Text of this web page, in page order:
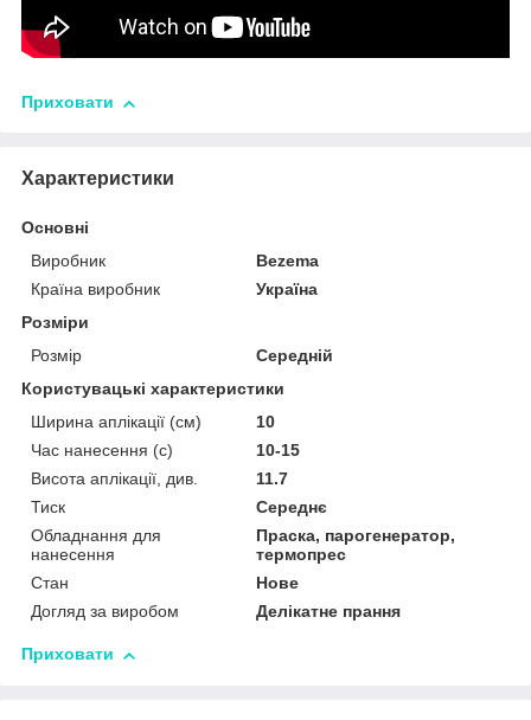
Приховати
Характеристики
Основні
Виробник
Bezema
Країна виробник
Україна
Розміри
Розмір
Середній
Користувацькі характеристики
Ширина аплікації (см)
10
Час нанесення (с)
10-15
Висота аплікації, див.
11.7
Тиск
Середнє
Обладнання для
нанесення
Праска, парогенератор,
термопрес
Стан
Нове
Догляд за виробом
Делікатне прання
Приховати